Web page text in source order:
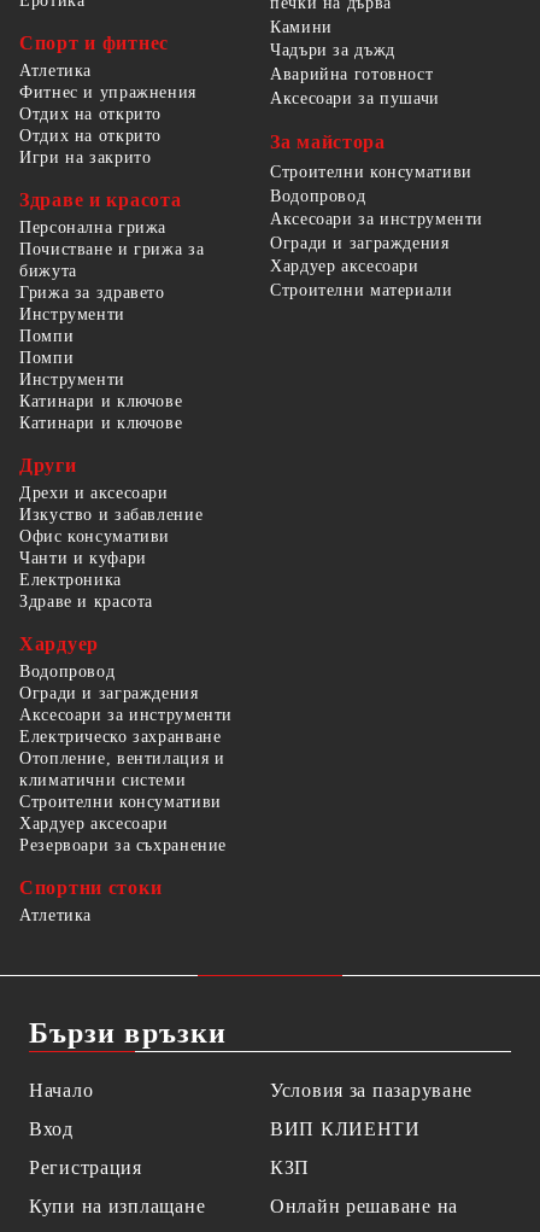
Спорт и фитнес
Атлетика
Фитнес и упражнения
Отдих на открито
Отдих на открито
Игри на закрито
Здраве и красота
Персонална грижа
Почистване и грижа за
бижута
Грижа за здравето
Камини
Чадъри за дъжд
Аварийна готовност
Аксесоари за пушачи
За майстора
Строителни консумативи
Водопровод
Аксесоари за инструменти
Огради и заграждения
Хардуер аксесоари
Строителни материали
Инструменти
Помпи
Помпи
Инструменти
Катинари и ключове
Катинари и ключове
Други
Дрехи и аксесоари
Изкуство и забавление
Офис консумативи
Чанти и куфари
Електроника
Здраве и красота
Хардуер
Водопровод
Огради и заграждения
Аксесоари за инструменти
Електрическо захранване
Отопление, вентилация и
климатични системи
Строителни консумативи
Хардуер аксесоари
Резервоари за съхранение
Спортни стоки
Атлетика
Бързи връзки
Начало
Вход
Регистрация
Купи на изплащане
Условия за пазаруване
ВИП КЛИЕНТИ
КЗП
Онлайн решаване на